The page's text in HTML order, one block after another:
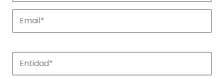
innovación en los parques de APTE.
OWL Metabolomics